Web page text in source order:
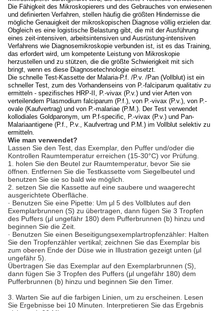
Die Fähigkeit des Mikroskopierers und des Gebrauches von erwiesenen
und definierten Verfahren, stellen häufig die größten Hindernisse die
mögliche Genauigkeit der mikroskopischen Diagnose völlig erzielen dar.
Obgleich es eine logistische Belastung gibt, die mit der Ausführung
eines zeit-intensiven, arbeitsintensiven und Ausrüstung-intensiven
Verfahrens wie Diagnosemikroskopie verbunden ist, ist es das Training,
das erfordert wird, um kompetente Leistung von Mikroskopie
herzustellen und zu stützen, die die größte Schwierigkeit mit sich
bringt, wenn es diese Diagnosetechnologie einsetzt.
Die schnelle Test-Kassette der Malaria-P.f. /P.v. /Pan (Vollblut) ist ein
schneller Test, zum des Vorhandenseins von P.-falciparum qualitativ zu
ermitteln - spezifisches HRP-II, P.-vivax (P.v.) und vier Arten von
verteilendem Plasmodium falciparum (P.f.), von P.-vivax (P.v.), von P.-
ovale (Kaufvertrag) und von P.-malariae (P.M.). Der Test verwendet
kollodiales Goldparonym, um P.f-specific, P.-vivax (P.v.) und Pan-
Malariaantigene (P.f., P.v., Kaufvertrag und P.M.) im Vollblut selektiv zu
ermitteln.
Wie man verwendet?
Lassen Sie den Test, das Exemplar, den Puffer und/oder die
Kontrollen Raumtemperatur erreichen (15-30°C) vor Prüfung.
1. holen Sie den Beutel zur Raumtemperatur, bevor Sie sie
öffnen. Entfernen Sie die Testkassette vom Siegelbeutel und
benutzen Sie sie so bald wie möglich.
2. setzen Sie die Kassette auf eine saubere und waagerecht
ausgerichtete Oberfläche.
· Benutzen Sie eine Pipette: Um μl 5 des Vollblutes auf den
Exemplarbrunnen (S) zu übertragen, dann fügen Sie 3 Tropfen
des Puffers (μl ungefähr 180) dem Pufferbrunnen (b) hinzu und
beginnen Sie die Zeit.
· Benutzen Sie einen Beseitigungsexemplartropfenzähler: Halten
Sie den Tropfenzähler vertikal; zeichnen Sie das Exemplar bis
zum oberen Ende der Düse wie in Illustration gezeigt unten (μl
ungefähr 5).
Übertragen Sie das Exemplar auf den Exemplarbrunnen (S),
dann fügen Sie 3 Tropfen des Puffers (μl ungefähr 180) dem
Pufferbrunnen (b) hinzu und beginnen Sie den Timer.
3. Warten Sie auf die farbigen Linien, um zu erscheinen. Lesen
Sie Ergebnisse bei 10 Minuten. Interpretieren Sie das Ergebnis